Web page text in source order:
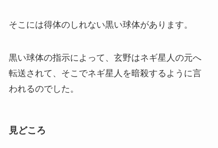
そこには得体のしれない黒い球体があります。
黒い球体の指示によって、玄野はネギ星人の元へ
転送されて、そこでネギ星人を暗殺するように言
われるのでした。
見どころ